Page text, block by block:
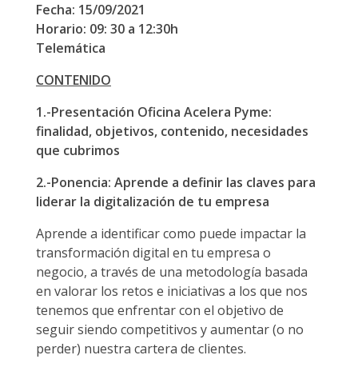
Fecha: 15/09/2021
Horario: 09: 30 a 12:30h
Telemática
CONTENIDO
1.-Presentación Oficina Acelera Pyme:
finalidad, objetivos, contenido, necesidades
que cubrimos
2.-Ponencia: Aprende a definir las claves para
liderar la digitalización de tu empresa
Aprende a identificar como puede impactar la
transformación digital en tu empresa o
negocio, a través de una metodología basada
en valorar los retos e iniciativas a los que nos
tenemos que enfrentar con el objetivo de
seguir siendo competitivos y aumentar (o no
perder) nuestra cartera de clientes.